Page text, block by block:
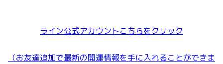
ライン公式アカウントこちらをクリック
（お友達追加で最新の開運情報を手に入れることができま